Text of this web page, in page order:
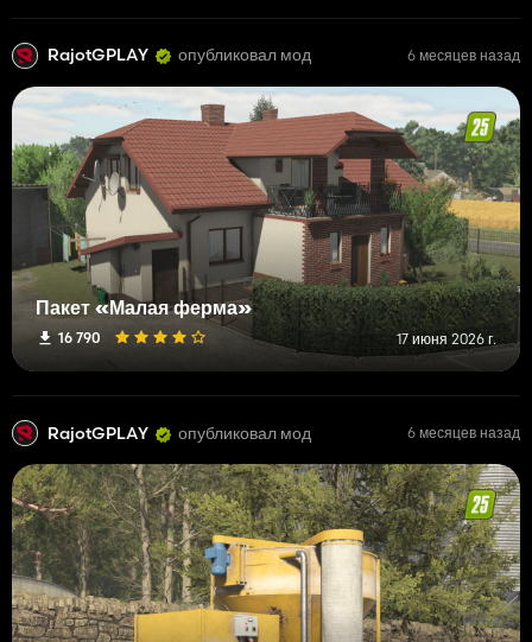
RajotGPLAY опубликовал мод 6 месяцев назад
Пакет «Малая ферма»
16 790 17 июня 2026 г.
RajotGPLAY опубликовал мод 6 месяцев назад